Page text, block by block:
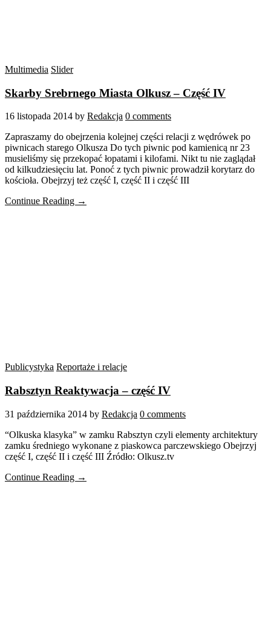
Multimedia Slider
Skarby Srebrnego Miasta Olkusz – Część IV
16 listopada 2014 by Redakcja 0 comments
Zapraszamy do obejrzenia kolejnej części relacji z wędrówek po
piwnicach starego Olkusza Do tych piwnic pod kamienicą nr 23
musieliśmy się przekopać łopatami i kilofami. Nikt tu nie zaglądał
od kilkudziesięciu lat. Ponoć z tych piwnic prowadził korytarz do
kościoła. Obejrzyj też część I, część II i część III
Continue Reading →
Publicystyka Reportaże i relacje
Rabsztyn Reaktywacja – część IV
31 października 2014 by Redakcja 0 comments
“Olkuska klasyka” w zamku Rabsztyn czyli elementy architektury
zamku średniego wykonane z piaskowca parczewskiego Obejrzyj
część I, część II i część III Źródło: Olkusz.tv
Continue Reading →